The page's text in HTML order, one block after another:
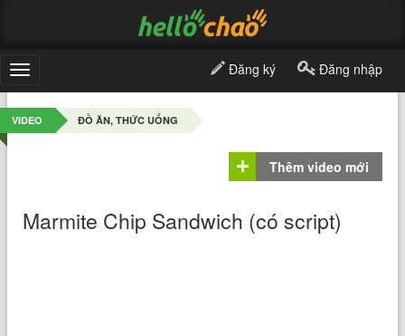
Toggle
navigation
Đăng ký Đăng nhập
VIDEO ĐỒ ĂN, THỨC UỐNG
Thêm video mới
Marmite Chip Sandwich (có script)